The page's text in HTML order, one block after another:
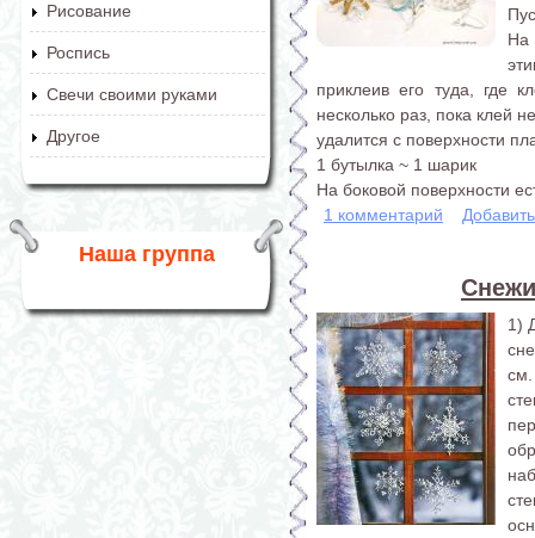
Рисование
Роспись
Свечи своими руками
Другое
Наша группа
На
приклеив его туда, где
несколько раз, пока клей
удалится с поверхности
1 бутылка ~ 1 шарик
На боковой поверхности
1 комментарий
1)